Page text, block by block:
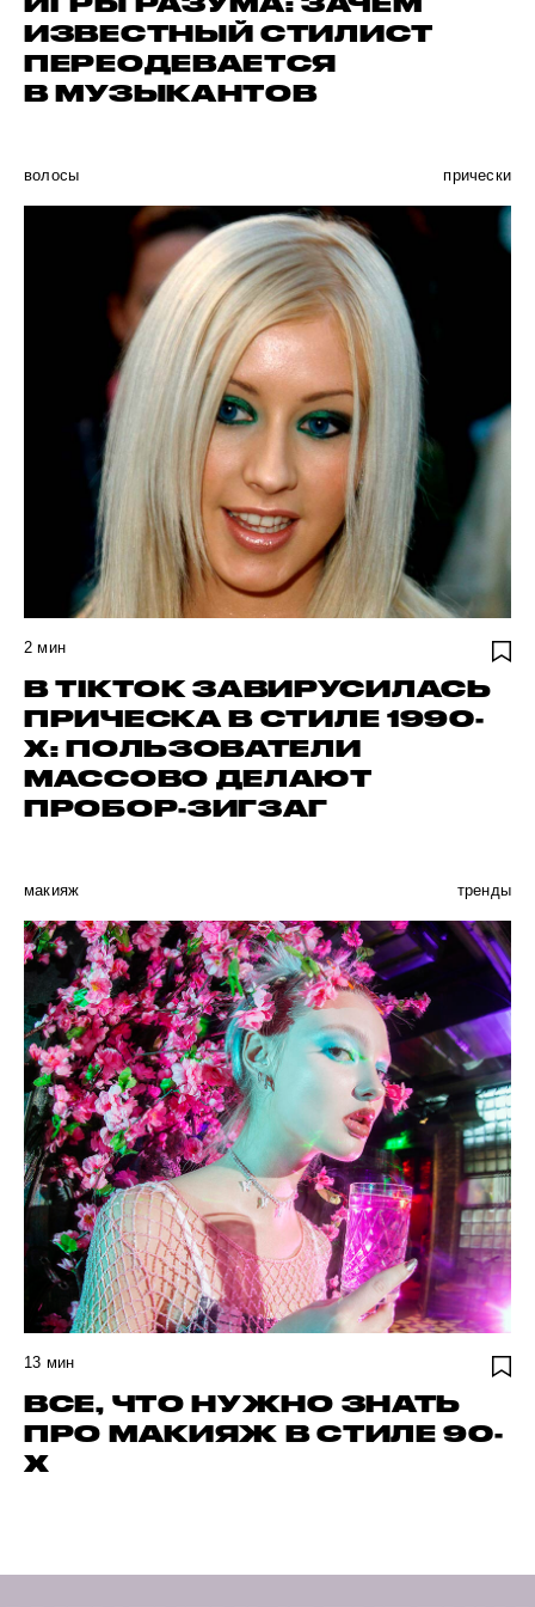
ИЗВЕСТНЫЙ СТИЛИСТ
ПЕРЕОДЕВАЕТСЯ
В МУЗЫКАНТОВ
волосы прически
2 мин
В TIKTOK ЗАВИРУСИЛАСЬ
ПРИЧЕСКА В СТИЛЕ 1990-
Х: ПОЛЬЗОВАТЕЛИ
МАССОВО ДЕЛАЮТ
ПРОБОР-ЗИГЗАГ
макияж тренды
13 мин
ВСЕ, ЧТО НУЖНО ЗНАТЬ
ПРО МАКИЯЖ В СТИЛЕ 90-
Х